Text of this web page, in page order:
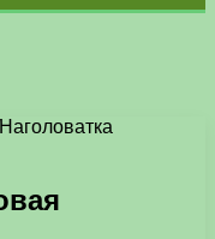
Наголоватка